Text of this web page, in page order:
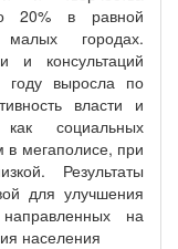
20% в равной
городах.
и консультаций
году выросла по
власти и
социальных
в мегаполисе, при
Результаты
для улучшения
на
населения